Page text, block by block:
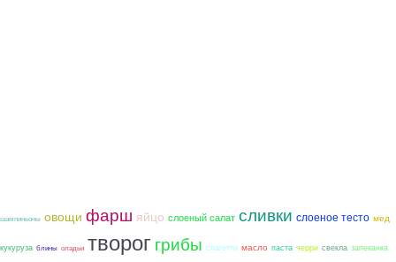
шампиньоны овощи фарш яйцо слоеный салат сливки слоеное тесто мед
кукуруза блины оладьи творог грибы спагетти масло паста черри свекла запеканка